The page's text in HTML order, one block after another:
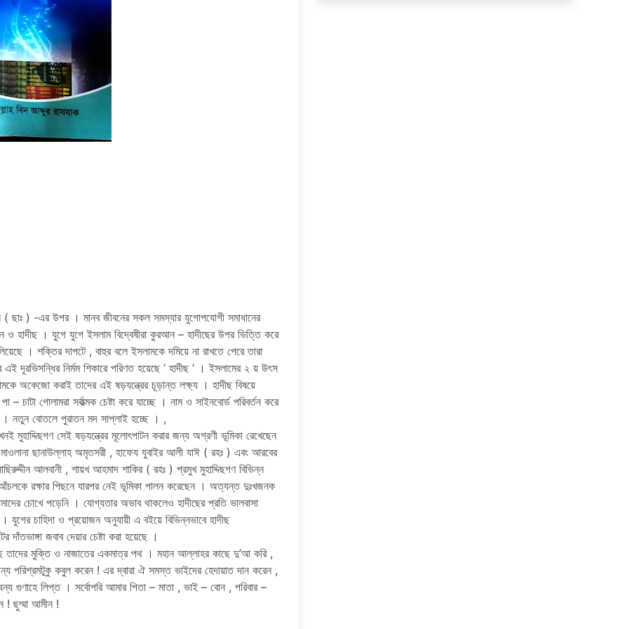
( ছাঃ ) -এর উপর । মানব জীবনের সকল সমস্যার যুগোপযোগী সমাধানের
হাদীছ । যুগে যুগে ইসলাম বিদ্বেষীরা কুরআন – হাদীছের উপর ভিত্তি করে
। শক্তির দাপটে , বাহুর বলে ইসলামকে দমিয়ে না রাখতে পেরে তারা
দূরভিসন্ধির নির্মম শিকারে পরিণত হয়েছে ‘ হাদীছ ‘ । ইসলামের ২ য় উৎস
অকেজো করাই তাদের এই ষড়যন্ত্রের চূড়ান্ত লক্ষ্য । হাদীছ বিষয়ে
চাটা গোলামরা সর্বাত্মক চেষ্টা করে যাচ্ছে । নাম ও সাইনবোর্ড পরিবর্তন করে
। নতুন বোতলে পুরাতন মদ সাপ্লাই হচ্ছে । ,
মুহাদ্দিছগণ সেই ষড়যন্ত্রের মূলোৎপাটন করার জন্য অগ্রণী ভূমিকা রেখেছেন
ছানাউল্লাহ অমৃতসরী , হাফেয যুবাইর আলী যাঈ ( রহঃ ) এবং আরবের
আলবানী , শায়খ আহমাদ শাকির ( রহঃ ) প্রমুখ মুহাদ্দিছগণ বিভিন্ন
রক্ষার পিছনে যারপর নেই ভূমিকা পালন করেছেন । অত্যন্ত দুঃখজনক
চোখে পড়েনি । যোগ্যতার অভাব থাকলেও হাদীছের প্রতি ভালবাসা
যুগের চাহিদা ও প্রয়োজন অনুযায়ী এ বইয়ে বিভিন্নভাবে হাদীছ
জবাব দেয়ার চেষ্টা করা হয়েছে ।
তাদের মুক্তি ও নাজাতের একমাত্র পথ । মহান আল্লাহর কাছে দু’আ করি ,
পরিশ্রমটুকু কবুল করেন ! এর দ্বারা ঐ সমস্ত ভাইদের হেদায়াত দান করেন ,
গুণাহে লিপ্ত । সর্বোপরি আমার পিতা – মাতা , ভাই – বোন , পরিবার –
! ছুম্মা আমীন !